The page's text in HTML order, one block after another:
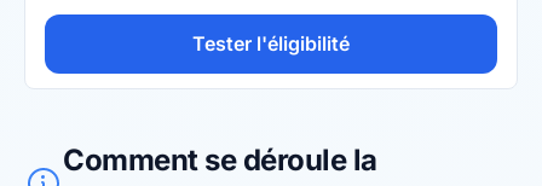
Tester l'éligibilité
Comment se déroule la